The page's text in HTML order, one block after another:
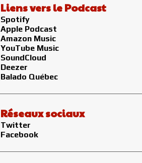
Liens vers le Podcast
Spotify
Apple Podcast
Amazon Music
YouTube Music
SoundCloud
Deezer
Balado Québec
Réseaux sociaux
Twitter
Facebook